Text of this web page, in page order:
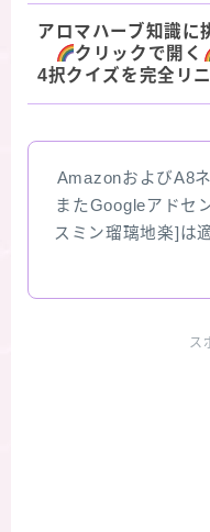
アロマハーブ知識に
クリックで開く
4択クイズを完全リ
AmazonおよびA8
またGoogleアドセ
スミン瑠璃地楽]は
ス